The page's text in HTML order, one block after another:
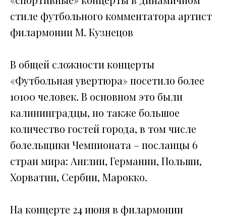
стиле футбольного комментатора артист
филармонии М. Кузнецов
В общей сложности концерты
«Футбольная увертюра» посетило более
10100 человек. В основном это были
калининградцы, но также большое
количество гостей города, в том числе
болельщики Чемпионата – посланцы 6
стран мира: Англии, Германии, Польши,
Хорватии, Сербии, Марокко.
На концерте 24 июня в филармонии